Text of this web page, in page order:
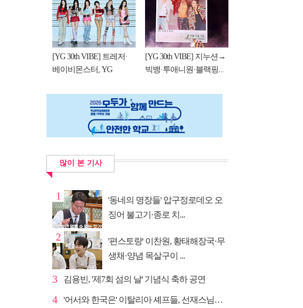
[YG 30th VIBE] 트레저·
베이비몬스터, YG
[YG 30th VIBE] 지누션→
빅뱅·투애니원·블랙핑...
많이 본 기사
1
'동네의 명장들' 압구정로데오 오
징어 불고기·종로 치...
2
'편스토랑' 이찬원, 황태해장국·무
생채·양념 목살구이 ...
3 김용빈, '제7회 섬의 날' 기념식 축하 공연
4 '어서와 한국은' 이탈리아 셰프들, 선재스님→라연 차도...